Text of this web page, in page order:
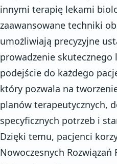
innymi terapię lekami
zaawansowane techniki
umożliwiają precyzyjne
prowadzenie
podejście do każdego
który pozwala na
planów terapeutycznych,
specyficznych potrzeb i
Dzięki temu, pacjenci
Nowoczesnych